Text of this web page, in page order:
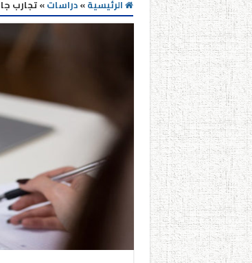
الرئيسية»دراسات»تجارب